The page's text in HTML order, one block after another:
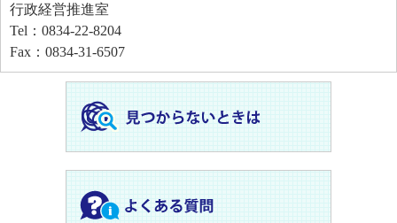
行政経営推進室
Tel：0834-22-8204
Fax：0834-31-6507